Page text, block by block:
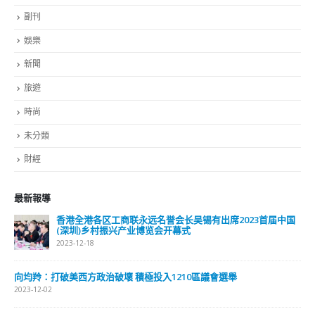
副刊
娛樂
新聞
旅遊
時尚
未分類
財經
最新報導
香港全港各区工商联永远名誉会长吴锡有出席2023首届中国
(深圳)乡村振兴产业博览会开幕式
2023-12-18
向均羚：打破美西方政治破壞 積極投入1210區議會選舉
2023-12-02